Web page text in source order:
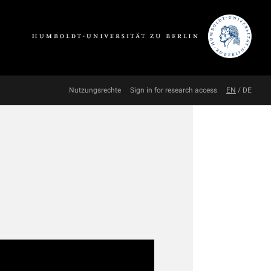
Nutzungsrechte Sign in for research access EN / DE